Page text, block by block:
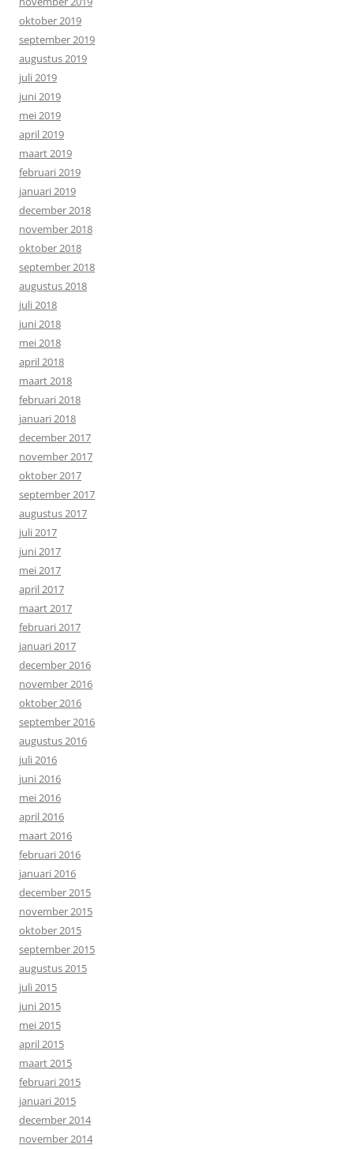
oktober 2019
september 2019
augustus 2019
juli 2019
juni 2019
mei 2019
april 2019
maart 2019
februari 2019
januari 2019
december 2018
november 2018
oktober 2018
september 2018
augustus 2018
juli 2018
juni 2018
mei 2018
april 2018
maart 2018
februari 2018
januari 2018
december 2017
november 2017
oktober 2017
september 2017
augustus 2017
juli 2017
juni 2017
mei 2017
april 2017
maart 2017
februari 2017
januari 2017
december 2016
november 2016
oktober 2016
september 2016
augustus 2016
juli 2016
juni 2016
mei 2016
april 2016
maart 2016
februari 2016
januari 2016
december 2015
november 2015
oktober 2015
september 2015
augustus 2015
juli 2015
juni 2015
mei 2015
april 2015
maart 2015
februari 2015
januari 2015
december 2014
november 2014